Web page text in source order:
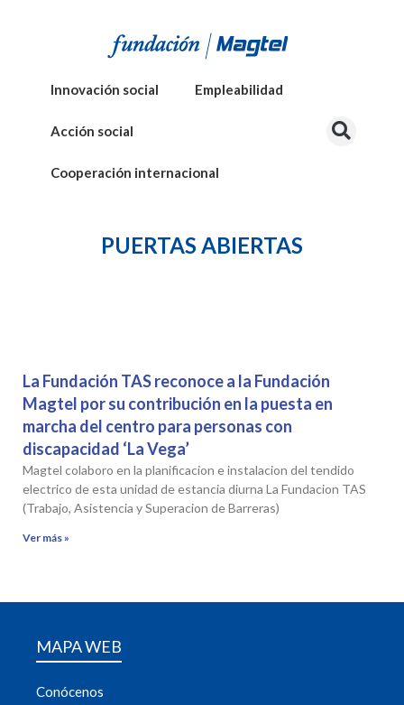
Innovación social Empleabilidad
Acción social
Cooperación internacional
PUERTAS ABIERTAS
La Fundación TAS reconoce a la Fundación
Magtel por su contribución en la puesta en
marcha del centro para personas con
discapacidad ‘La Vega’
Magtel colaboro en la planificacion e instalacion del tendido
electrico de esta unidad de estancia diurna La Fundacion TAS
(Trabajo, Asistencia y Superacion de Barreras)
Ver más »
MAPA WEB
Conócenos